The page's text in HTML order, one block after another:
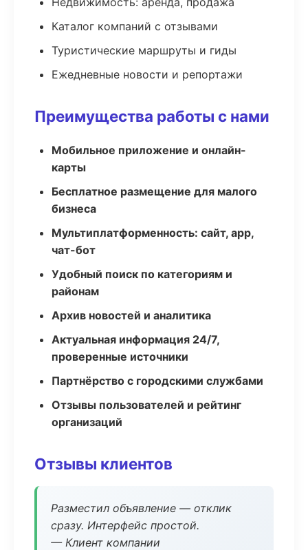
Каталог компаний с отзывами
Туристические маршруты и гиды
Ежедневные новости и репортажи
Преимущества работы с нами
Мобильное приложение и онлайн-
карты
Бесплатное размещение для малого
бизнеса
Мультиплатформенность: сайт, app,
чат-бот
Удобный поиск по категориям и
районам
Архив новостей и аналитика
Актуальная информация 24/7,
проверенные источники
Партнёрство с городскими службами
Отзывы пользователей и рейтинг
организаций
Отзывы клиентов
Разместил объявление — отклик
сразу. Интерфейс простой.
— Клиент компании